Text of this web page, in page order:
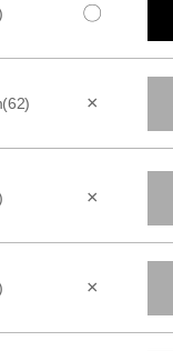
〇
×
×
×